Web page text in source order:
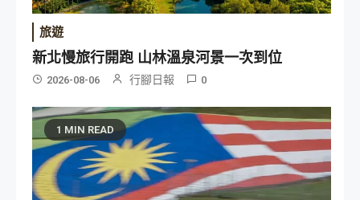
旅遊
新北慢旅行開跑 山林溫泉河景一次到位
2026-08-06 行腳日報 0
1 MIN READ